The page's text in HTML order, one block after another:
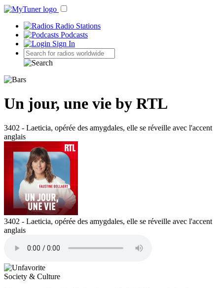
Radio Stations
Podcasts
Sign In
Un jour, une vie by RTL
3402 - Laeticia, opérée des amygdales, elle se réveille avec l'accent
anglais
3402 - Laeticia, opérée des amygdales, elle se réveille avec l'accent
anglais
Society & Culture